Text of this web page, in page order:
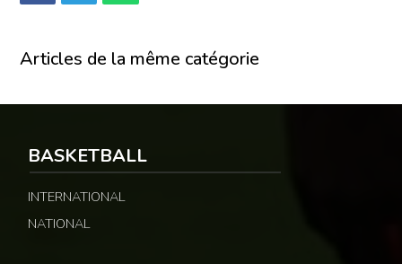
Articles de la même catégorie
BASKETBALL
INTERNATIONAL
NATIONAL